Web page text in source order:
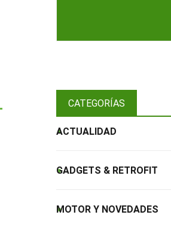
CATEGORÍAS
ACTUALIDAD
GADGETS & RETROFIT
MOTOR Y NOVEDADES